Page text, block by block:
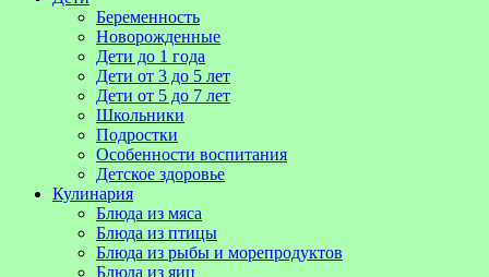
Беременность
Новорожденные
Дети до 1 года
Дети от 3 до 5 лет
Дети от 5 до 7 лет
Школьники
Подростки
Особенности воспитания
Детское здоровье
Кулинария
Блюда из мяса
Блюда из птицы
Блюда из рыбы и морепродуктов
Блюда из яиц